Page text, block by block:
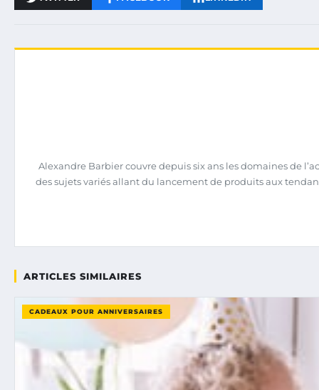
Alexandre Barbier couvre depuis six ans les domaines de
des sujets variés allant du lancement de produits aux
ARTICLES SIMILAIRES
CADEAUX POUR ANNIVERSAIRES